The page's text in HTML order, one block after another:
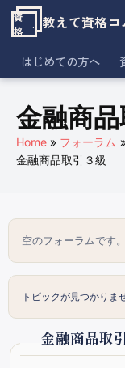
資
格
教えて資格コ
はじめての方へ
金融商
Home フォーラム
金融商品取引３級
空のフォーラムです。
トピックが見つかりま
「金融商品取